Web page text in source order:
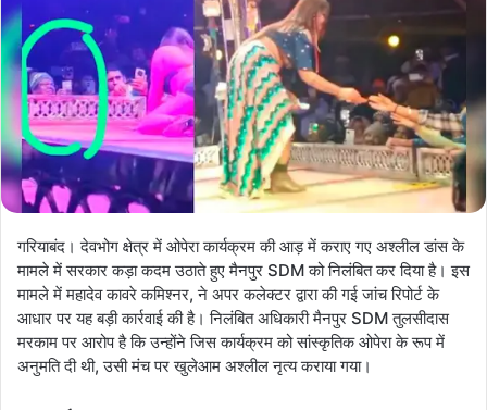
गरियाबंद। देवभोग क्षेत्र में ओपेरा कार्यक्रम की आड़ में कराए गए अश्लील डांस के
मामले में सरकार कड़ा कदम उठाते हुए मैनपुर SDM को निलंबित कर दिया है। इस
मामले में महादेव कावरे कमिश्नर, ने अपर कलेक्टर द्वारा की गई जांच रिपोर्ट के
आधार पर यह बड़ी कार्रवाई की है। निलंबित अधिकारी मैनपुर SDM तुलसीदास
मरकाम पर आरोप है कि उन्होंने जिस कार्यक्रम को सांस्कृतिक ओपेरा के रूप में
अनुमति दी थी, उसी मंच पर खुलेआम अश्लील नृत्य कराया गया।